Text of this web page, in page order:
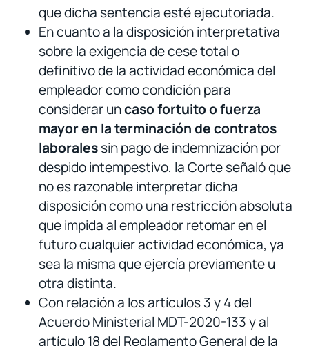
que dicha sentencia esté ejecutoriada.
En cuanto a la disposición interpretativa
sobre la exigencia de cese total o
definitivo de la actividad económica del
empleador como condición para
considerar uncaso fortuito o fuerza
mayor en la terminación de contratos
laboralessin pago de indemnización por
despido intempestivo, la Corte señaló que
no es razonable interpretar dicha
disposición como una restricción absoluta
que impida al empleador retomar en el
futuro cualquier actividad económica, ya
sea la misma que ejercía previamente u
otra distinta.
Con relación a los artículos 3 y 4 del
Acuerdo Ministerial MDT-2020-133 y al
artículo 18 del Reglamento General de la